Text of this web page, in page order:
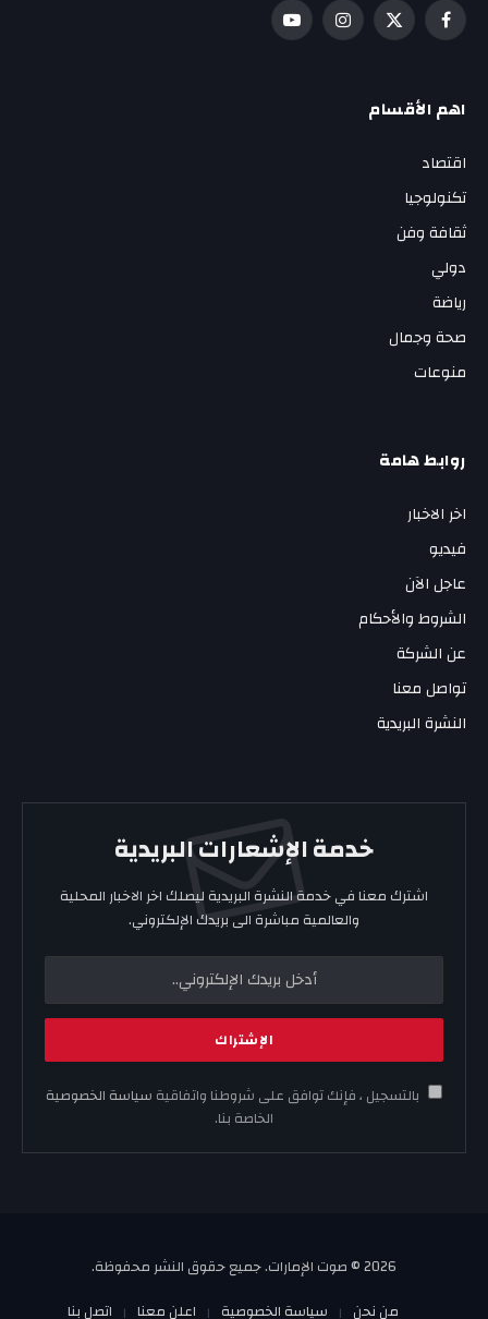
فيسبوك
X
الانستغراميوتيوب
اهم الأقسام
اقتصاد
تكنولوجيا
ثقافة وفن
دولي
رياضة
صحة وجمال
منوعات
روابط هامة
اخر الاخبار
فيديو
عاجل الآن
الشروط والأحكام
عن الشركة
تواصل معنا
النشرة البريدية
خدمة الإشعارات البريدية
اشترك معنا في خدمة النشرة البريدية ليصلك اخر الاخبار المحلية
والعالمية مباشرة الى بريدك الإلكتروني.
بالتسجيل ، فإنك توافق على شروطنا واتفاقية سياسة الخصوصية
الخاصة بنا.
2026 © صوت الإمارات. جميع حقوق النشر محفوظة.
من نحن
سياسة الخصوصية اعلن معنا اتصل بنا